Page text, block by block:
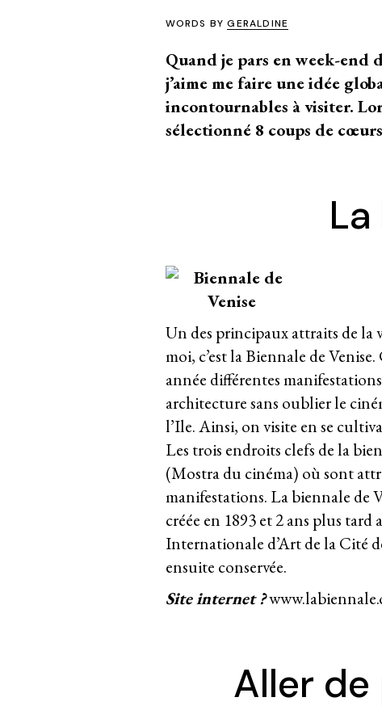
WORDS BYGERALDINE
Quand je pars en week-
j’aime me faire une idée
incontournables à visiter.
sélectionné 8 coups de
Un des principaux attraits de la
moi, c’est la Biennale de
année différentes
architecture sans oublier le
l’Ile. Ainsi, on visite en se
Les trois endroits clefs de la
(Mostra du cinéma) où sont
manifestations. La biennale de
créée en 1893 et 2 ans plus
Internationale d’Art de la Cité
ensuite conservée.
Site internet ?
Aller